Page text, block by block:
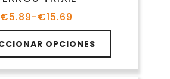
€5.89-€15.69
Rango
de
precios:
desde
€5.89
OPCIONES